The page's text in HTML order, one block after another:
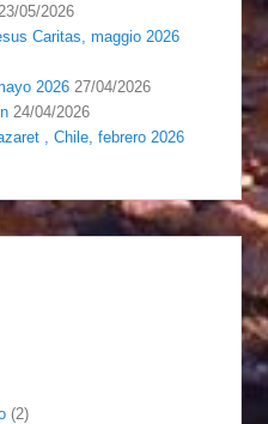
23/05/2026
Caritas, maggio 2026
2026 27/04/2026
24/04/2026
, Chile, febrero 2026
(2)